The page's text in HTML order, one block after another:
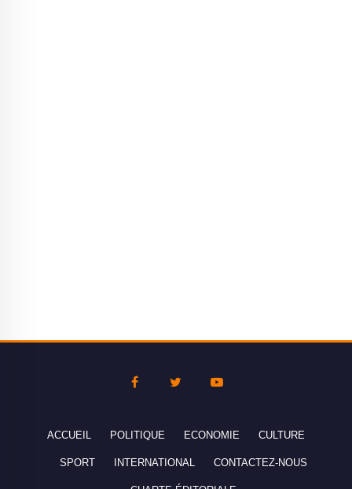
ACCUEIL POLITIQUE ECONOMIE CULTURE
SPORT INTERNATIONAL CONTACTEZ-NOUS